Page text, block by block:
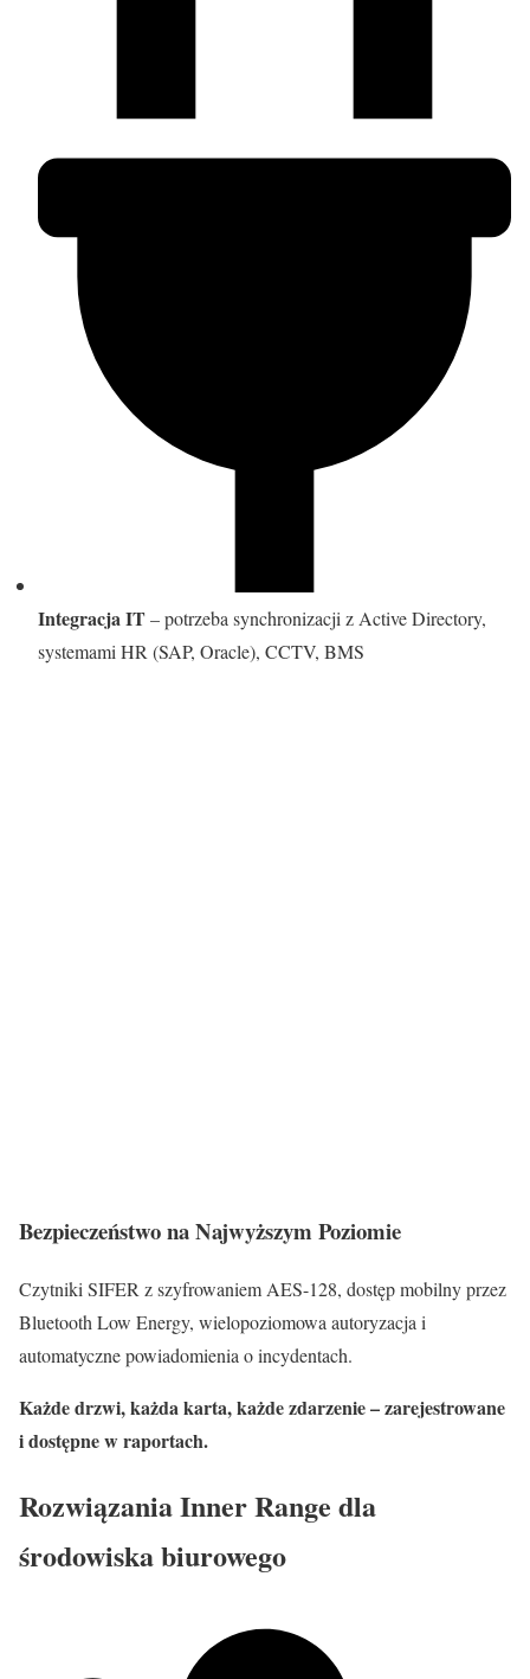
Integracja IT– potrzeba synchronizacji z Active Directory,
systemami HR (SAP, Oracle), CCTV, BMS
Bezpieczeństwo na Najwyższym Poziomie
Czytniki SIFER z szyfrowaniem AES-128, dostęp mobilny przez
Bluetooth Low Energy, wielopoziomowa autoryzacja i
automatyczne powiadomienia o incydentach.
Każde drzwi, każda karta, każde zdarzenie – zarejestrowane
i dostępne w raportach.
Rozwiązania Inner Range dla
środowiska biurowego